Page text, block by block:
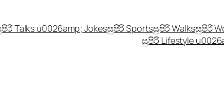
Talks u0026amp; Jokesසුපිරි Sportsසුපිරි Walksසුපිරි
සුපිරි Lifestyle